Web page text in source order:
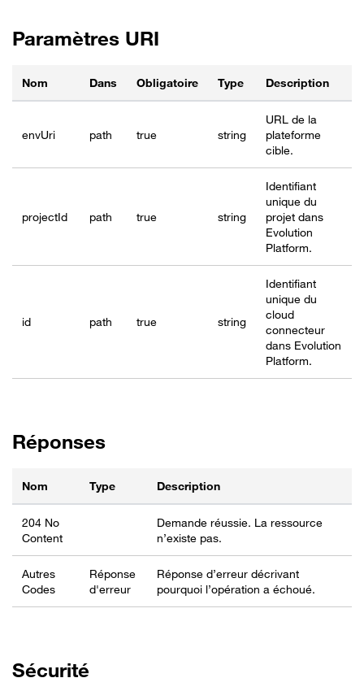
Paramètres URI
Nom Dans Obligatoire Type Description
envUri path true string
URL de la
plateforme
cible.
projectId path true string
Identifiant
unique du
projet dans
Evolution
Platform.
id path true string
Identifiant
unique du
cloud
connecteur
dans Evolution
Platform.
Réponses
Nom Type Description
204 No
Content
Demande réussie. La ressource
n’existe pas.
Autres
Codes
Réponse
d'erreur
Réponse d’erreur décrivant
pourquoi l’opération a échoué.
Sécurité